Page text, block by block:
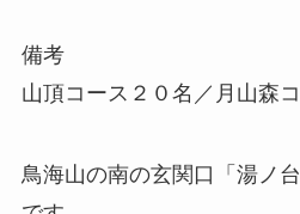
備考
山頂コース２０名／月山森
鳥海山の南の玄関口「湯ノ